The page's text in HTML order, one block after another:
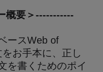
概要＞-----------
ースWeb of
お手本に、正し
を書くためのポイ